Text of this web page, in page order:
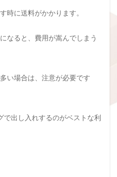
時に送料がかかります。
なると、費用が嵩んでしまう
い場合は、注意が必要です
で出し入れするのがベストな利